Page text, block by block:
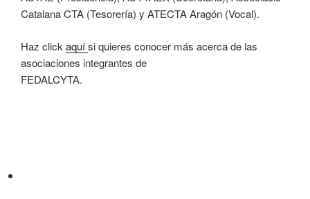
Catalana CTA (Tesorería) y ATECTA Aragón (Vocal).
Haz click aquísi quieres conocer más acerca de las
asociaciones integrantes de
FEDALCYTA.